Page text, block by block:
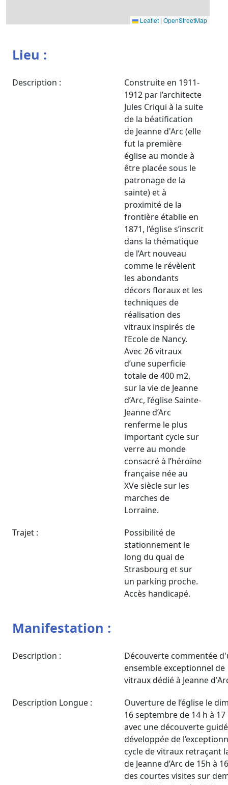
Leaflet | OpenStreetMap
Lieu :
Description :
Construite en 1911-
1912 par l’architecte
Jules Criqui à la suite
de la béatification
de Jeanne d'Arc (elle
fut la première
église au monde à
être placée sous le
patronage de la
sainte) et à
proximité de la
frontière établie en
1871, l’église s’inscrit
dans la thématique
de l’Art nouveau
comme le révèlent
les abondants
décors floraux et les
techniques de
réalisation des
vitraux inspirés de
l’Ecole de Nancy.
Avec 26 vitraux
d’une superficie
totale de 400 m2,
sur la vie de Jeanne
d’Arc, l’église Sainte-
Jeanne d’Arc
renferme le plus
important cycle sur
verre au monde
consacré à l’héroïne
française née au
XVe siècle sur les
marches de
Lorraine.
Trajet :
Possibilité de
stationnement le
long du quai de
Strasbourg et sur
un parking proche.
Accès handicapé.
Manifestation :
Description :
Découverte commentée
ensemble exceptionnel de
vitraux dédié à Jeanne
Description Longue :
Ouverture de l’église le
16 septembre de 14 h à 17
avec une découverte
développée de
cycle de vitraux retraçant
de Jeanne d’Arc de 15h à
des courtes visites sur